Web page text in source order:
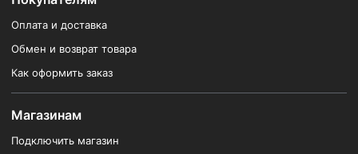
Оплата и доставка
Обмен и возврат товара
Как оформить заказ
Магазинам
Подключить магазин